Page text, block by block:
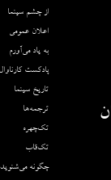
از چشم سینما
اعلان عمومی
به یاد می‌آورم
پادکست کارناوال
تاریخ سینما
ترجمه‌ها
تک‌چهره
تک‌قاب
چگونه